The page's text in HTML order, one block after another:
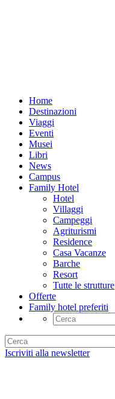
Home
Destinazioni
Viaggi
Eventi
Musei
Libri
News
Campus
Family Hotel
Hotel
Villaggi
Campeggi
Agriturismi
Residence
Casa Vacanze
Barche
Resort
Tutte le strutture
Offerte
Family hotel preferiti
Iscriviti alla newsletter